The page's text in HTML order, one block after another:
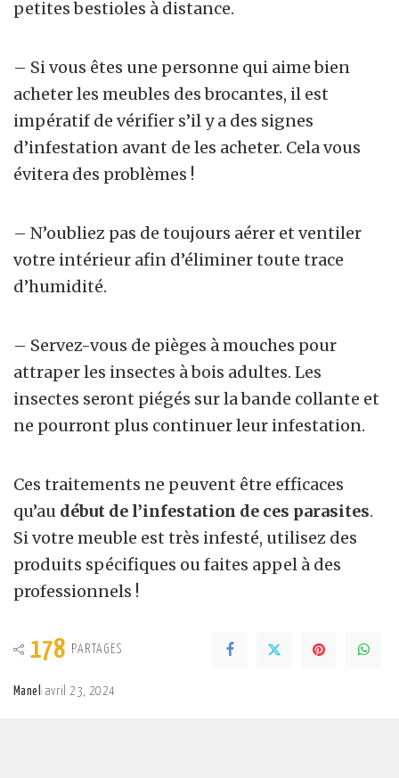
petites bestioles à distance.
– Si vous êtes une personne qui aime bien
acheter les meubles des brocantes, il est
impératif de vérifier s’il y a des signes
d’infestation avant de les acheter. Cela vous
évitera des problèmes !
– N’oubliez pas de toujours aérer et ventiler
votre intérieur afin d’éliminer toute trace
d’humidité.
– Servez-vous de pièges à mouches pour
attraper les insectes à bois adultes. Les
insectes seront piégés sur la bande collante et
ne pourront plus continuer leur infestation.
Ces traitements ne peuvent être efficaces
qu’au début de l’infestation de ces parasites.
Si votre meuble est très infesté, utilisez des
produits spécifiques ou faites appel à des
professionnels !
178 PARTAGES
Manel avril 23, 2024